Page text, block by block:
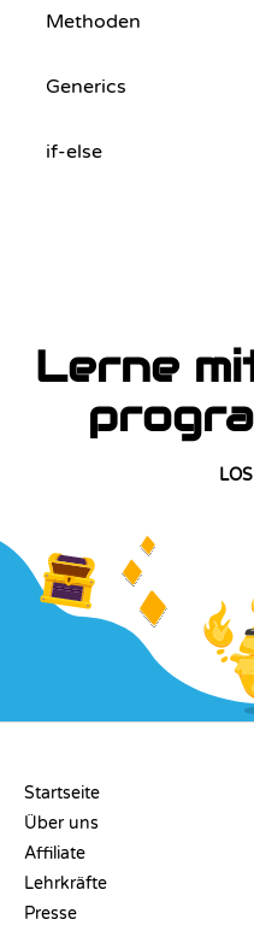
Methoden
Generics
if-else
Lerne
Startseite
Über uns
Affiliate
Lehrkräfte
Presse